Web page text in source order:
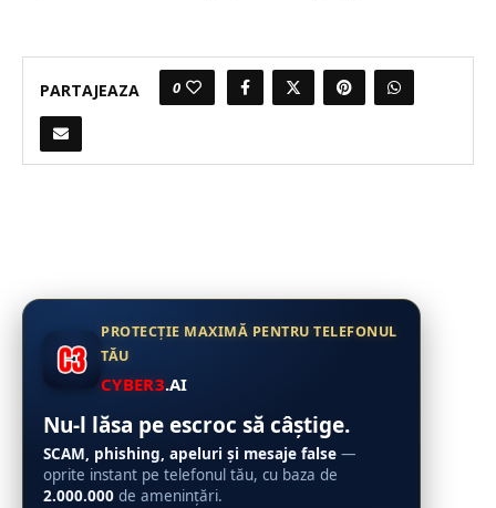
PARTAJEAZA 0
PROTECȚIE MAXIMĂ PENTRU TELEFONUL
TĂU
CYBER3.AI
Nu-l lăsa pe escroc să câștige.
SCAM, phishing, apeluri și mesaje false —
oprite instant pe telefonul tău, cu baza de
2.000.000 de amenințări.